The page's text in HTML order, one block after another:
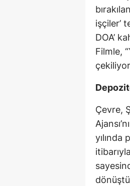
işçiler’
DOA’
Filmle,
Çevre,
yılında